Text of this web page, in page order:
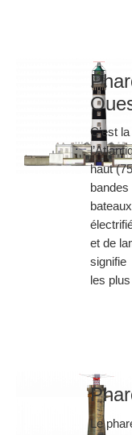
C’est
haut
bandes
et de
signifie
les
Le